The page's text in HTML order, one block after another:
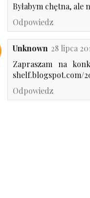
Byłabym chętna, ale
Odpowiedz
Unknown 28 lipca
Zapraszam na
shelf.blogspot.com/
Odpowiedz